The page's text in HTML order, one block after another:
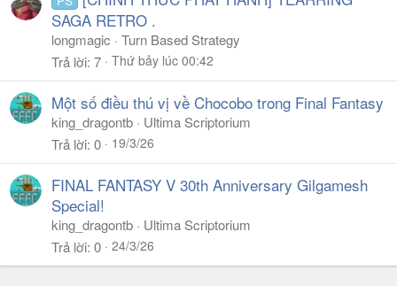
SAGA RETRO .
longmagic
Turn Based Strategy
Trả lời 7 Thứ bảy lúc 00:42
Một số điều thú vị về Chocobo trong Final Fantasy
king_dragontb
Ultima Scriptorium
Trả lời 0 19/3/26
FINAL FANTASY V 30th Anniversary Gilgamesh
Special!
king_dragontb
Ultima Scriptorium
Trả lời 0 24/3/26